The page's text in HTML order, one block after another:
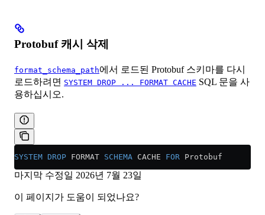
Protobuf 캐시 삭제
format_schema_path에서 로드된 Protobuf 스키마를 다시
로드하려면 SYSTEM DROP ... FORMAT CACHE SQL 문을 사
용하십시오.
SYSTEM DROP FORMAT SCHEMA CACHE FOR Protobuf
마지막 수정일 2026년 7월 23일
이 페이지가 도움이 되었나요?